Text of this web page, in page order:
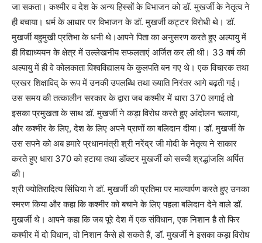
जा सकता। कश्मीर व देश के अन्य हिस्सों के विभाजन को डॉ. मुखर्जी के नेतृत्व ने
ही बचाया। धर्म के आधार पर विभाजन के डॉ. मुखर्जी कट्टर विरोधी थे। डॉ.
मुखर्जी बहुमुखी प्रतिभा के धनी थे।आपने पिता का अनुसरण करते हुए अल्पायु में
ही विद्याध्ययन के क्षेत्र में उल्लेखनीय सफलताएं अर्जित कर ली थी। 33 वर्ष की
अल्पायु में ही वे कोलकाता विश्वविद्यालय के कुलपति बन गए थे। एक विचारक तथा
प्रखर शिक्षाविद् के रूप में उनकी उपलब्धि तथा ख्याति निरंतर आगे बढ़ती गई।
उस समय की तत्कालीन सरकार के द्वारा जब कश्मीर में धारा 370 लगाई तो
इसका प्रमुखता के साथ डॉ. मुखर्जी ने कड़ा विरोध करते हुए आंदोलन चलाया,
और कश्मीर के लिए, देश के लिए अपने प्राणों का बलिदान दीया। डॉ. मुखर्जी के
उस सपने को अब हमारे प्रधानमंत्री श्री नरेंद्र जी मोदी के नेतृत्व ने साकार
करते हुए धारा 370 को हटाया तथा डॉक्टर मुखर्जी को सच्ची श्रद्धांजलि अर्पित
की।
श्री ज्योतिरादित्य सिंधिया ने डॉ. मुखर्जी की प्रतिमा पर माल्यार्पण करते हुए उनका
स्मरण किया और कहा कि कश्मीर को बचाने के लिए पहला बलिदान देने वाले डॉ.
मुखर्जी थे। आपने कहा कि जब पूरे देश में एक संविधान, एक निशान है तो फिर
कश्मीर में दो विधान, दो निशान कैसे हो सकते हैं, डॉ. मुखर्जी ने इसका कड़ा विरोध